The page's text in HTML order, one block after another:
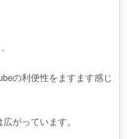
の利便性をますます感じ
がっています。